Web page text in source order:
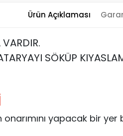
Ürün Açıklaması
SÖKÜP
onarımını yapacak bir